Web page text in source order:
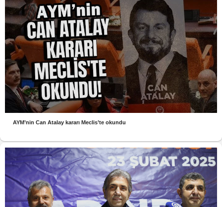
AYM’nin Can Atalay kararı Meclis’te okundu